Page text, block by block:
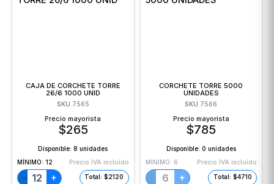
CAJA DE CORCHETE TORRE
26/6 1000 UNID
SKU 7565
Precio mayorista
$265
Disponible:8 unidades
MÍNIMO: 12 Precio IVA incluido
− + Total: $2120
CORCHETE TORRE 5000
UNIDADES
SKU 7566
Precio mayorista
$785
Disponible: 0 unidades
MÍNIMO: 6 Precio IVA incluido
− + Total: $4710